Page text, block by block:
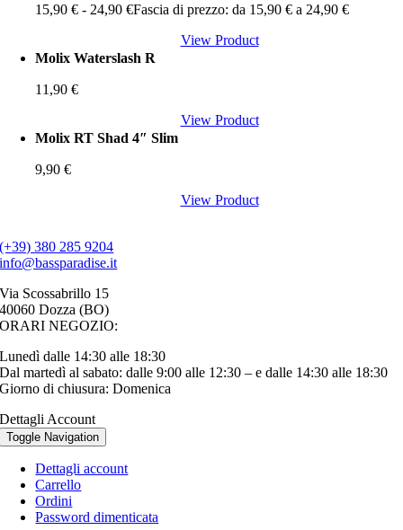
15,90€ - 24,90€Fascia di prezzo: da 15,90 € a 24,90 €
View Product
Molix Waterslash R
11,90€
View Product
Molix RT Shad 4″ Slim
9,90€
View Product
(+39) 380 285 9204
info@bassparadise.it
Via Scossabrillo 15
40060 Dozza (BO)
ORARI NEGOZIO:
Lunedì dalle 14:30 alle 18:30
Dal martedì al sabato: dalle 9:00 alle 12:30 – e dalle 14:30 alle 18:30
Giorno di chiusura: Domenica
Dettagli Account
Toggle Navigation
Dettagli account
Carrello
Ordini
Password dimenticata